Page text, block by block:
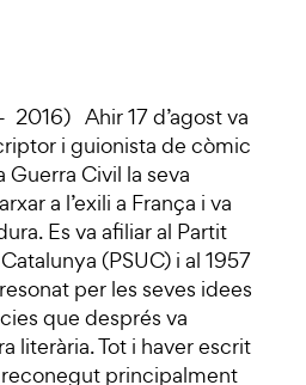
Ahir 17 d’agost va
i guionista de còmic
Civil la seva
a l’exili a França i va
Es va afiliar al Partit
(PSUC) i al 1957
per les seves idees
que després va
literària. Tot i haver escrit
reconegut principalment